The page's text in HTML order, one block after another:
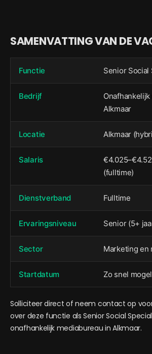
SAMENVATTING VAN DE
Functie Senior Social
Bedrijf
Alkmaar
Locatie Alkmaar
Salaris
(fulltime)
Dienstverband Fulltime
Ervaringsniveau Senior (5+
Sector Marketing en
Startdatum Zo snel
Solliciteer direct of neem contact op
over deze functie als Senior Social
onafhankelijk mediabureau in Alkmaar.